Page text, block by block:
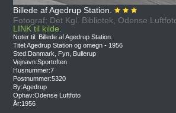
Billede af Agedrup Station.
Fotograf: Det Kgl. Bibliotek, Odense
LINK til kilde.
Noter til: Billede af Agedrup Station.
Titel:Agedrup Station og omegn - 1956
Sted:Danmark, Fyn, Bullerup
Vejnavn:Sportoften
Husnummer:7
Postnummer:5320
By:Agedrup
Ophav:Odense Luftfoto
År:1956